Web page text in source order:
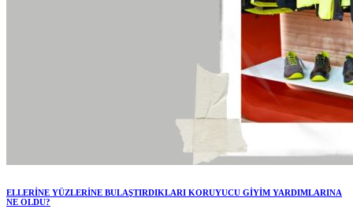
ELLERİNE YÜZLERİNE BULAŞTIRDIKLARI KORUYUCU GİYİM YARDIMLARINA
NE OLDU?